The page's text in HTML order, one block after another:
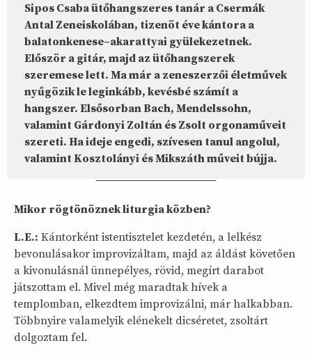
Sipos Csaba ütőhangszeres tanár a Csermák
Antal Zeneiskolában, tizenöt éve kántora a
balatonkenese–akarattyai gyülekezetnek.
Először a gitár, majd az ütőhangszerek
szeremese lett. Ma már a zeneszerzői életművek
nyűgözik le leginkább, kevésbé számít a
hangszer. Elsősorban Bach, Mendelssohn,
valamint Gárdonyi Zoltán és Zsolt orgonaműveit
szereti. Ha ideje engedi, szívesen tanul angolul,
valamint Kosztolányi és Mikszáth műveit bújja.
Mikor rögtönöznek liturgia közben?
L.E.: Kántorként istentisztelet kezdetén, a lelkész
bevonulásakor improvizáltam, majd az áldást követően
a kivonulásnál ünnepélyes, rövid, megírt darabot
játszottam el. Mivel még maradtak hívek a
templomban, elkezdtem improvizálni, már halkabban.
Többnyire valamelyik elénekelt dicséretet, zsoltárt
dolgoztam fel.